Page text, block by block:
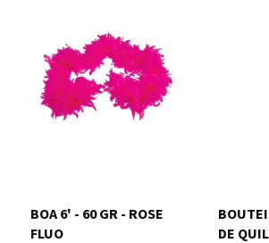
BOA 6' - 60 GR - ROSE
FLUO
DE